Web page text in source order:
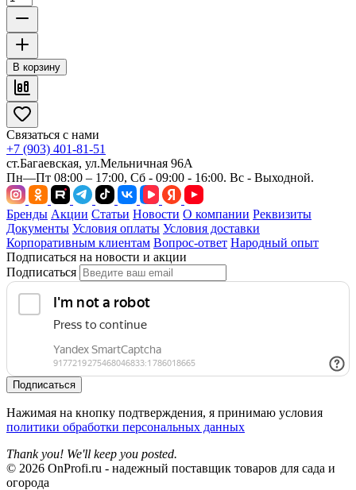
В корзину
Связаться с нами
+7 (903) 401-81-51
ст.Багаевская, ул.Мельничная 96А
Пн—Пт 08:00 – 17:00, Сб - 09:00 - 16:00. Вс - Выходной.
Бренды Акции Статьи Новости О компании Реквизиты
Документы Условия оплаты Условия доставки
Корпоративным клиентам Вопрос-ответ Народный опыт
Подписаться на новости и акции
Подписаться
Подписаться
Нажимая на кнопку подтверждения, я принимаю условия
политики обработки персональных данных
Thank you! We'll keep you posted.
© 2026 OnProfi.ru - надежный поставщик товаров для сада и
огорода